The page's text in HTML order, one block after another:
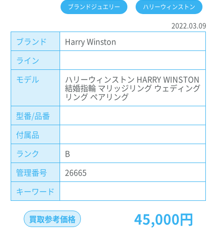
ブランドジュエリー ハリーウィンストン
2022.03.09
ブランド
Harry Winston
ライン
モデル
ハリーウィンストン HARRY WINSTON
結婚指輪 マリッジリング ウェディング
リング ペアリング
型番/品番
付属品
ランク
B
管理番号
26665
キーワード
買取参考価格 45,000円